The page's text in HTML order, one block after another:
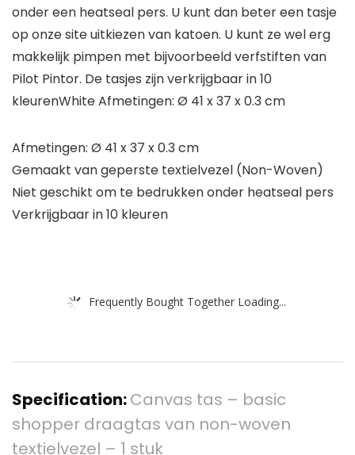
onder een heatseal pers. U kunt dan beter een tasje
op onze site uitkiezen van katoen. U kunt ze wel erg
makkelijk pimpen met bijvoorbeeld verfstiften van
Pilot Pintor. De tasjes zijn verkrijgbaar in 10
kleurenWhite Afmetingen: Ø 41 x 37 x 0.3 cm
Afmetingen: Ø 41 x 37 x 0.3 cm
Gemaakt van geperste textielvezel (Non-Woven)
Niet geschikt om te bedrukken onder heatseal pers
Verkrijgbaar in 10 kleuren
Frequently Bought Together Loading...
Specification:Canvas tas – basic
shopper draagtas van non-woven
textielvezel – 1 stuk